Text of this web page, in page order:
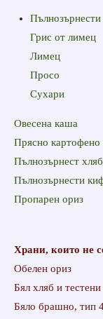
Пълнозърнести
Грис от лимец
Лимец
Просо
Сухари
Овесена каша
Прясно
Пълнозърнест
Пълнозърнести
Пропарен ориз
Храни, които не
Обелен ориз
Бял хляб и тестени
Бяло брашно, тип